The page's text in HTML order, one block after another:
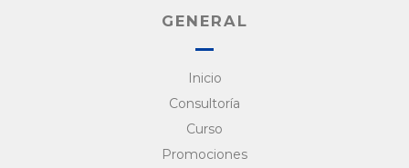
GENERAL
Inicio
Consultoría
Curso
Promociones